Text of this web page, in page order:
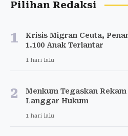
Pilihan Redaksi
1
Krisis Migran Ceuta,
1.100 Anak Terlantar
1 hari lalu
2
Menkum Tegaskan
Langgar Hukum
1 hari lalu